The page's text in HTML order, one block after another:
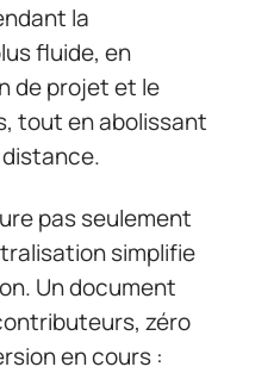
la
fluide, en
de projet et le
tout en abolissant
pas seulement
simplifie
Un document
zéro
en cours :